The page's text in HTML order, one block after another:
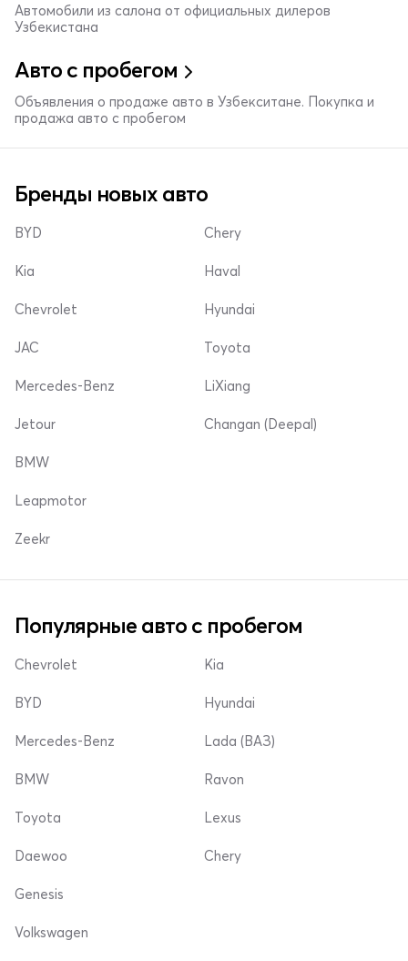
Автомобили из салона от официальных дилеров
Узбекистана
Авто с пробегом
Объявления о продаже авто в Узбекситане. Покупка и
продажа авто с пробегом
Бренды новых авто
BYD
Kia
Chevrolet
Chery
Haval
Hyundai
JAC
Mercedes-Benz
Jetour
Toyota
LiXiang
Changan (Deepal)
BMW
Leapmotor
Zeekr
Популярные авто с пробегом
Chevrolet
BYD
Mercedes-Benz
Kia
Hyundai
Lada (ВАЗ)
BMW
Toyota
Daewoo
Ravon
Lexus
Chery
Genesis
Volkswagen